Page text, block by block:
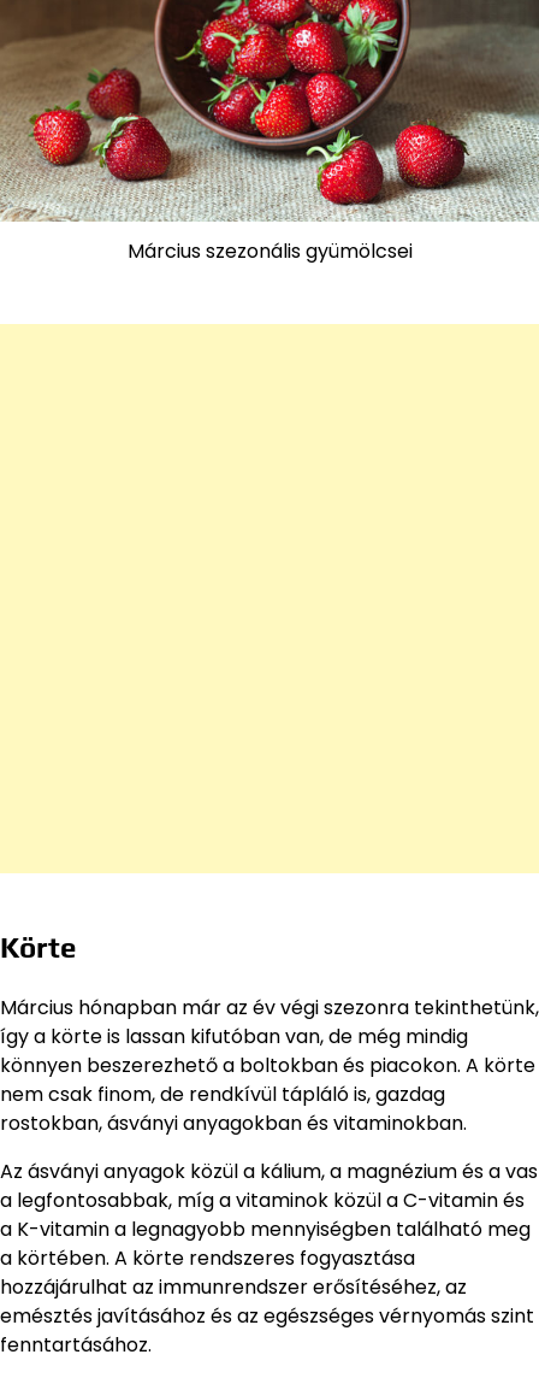
Március szezonális gyümölcsei
Körte
Március hónapban már az év végi szezonra tekinthetünk,
így a körte is lassan kifutóban van, de még mindig
könnyen beszerezhető a boltokban és piacokon. A körte
nem csak finom, de rendkívül tápláló is, gazdag
rostokban, ásványi anyagokban és vitaminokban.
Az ásványi anyagok közül a kálium, a magnézium és a vas
a legfontosabbak, míg a vitaminok közül a C-vitamin és
a K-vitamin a legnagyobb mennyiségben található meg
a körtében. A körte rendszeres fogyasztása
hozzájárulhat az immunrendszer erősítéséhez, az
emésztés javításához és az egészséges vérnyomás szint
fenntartásához.